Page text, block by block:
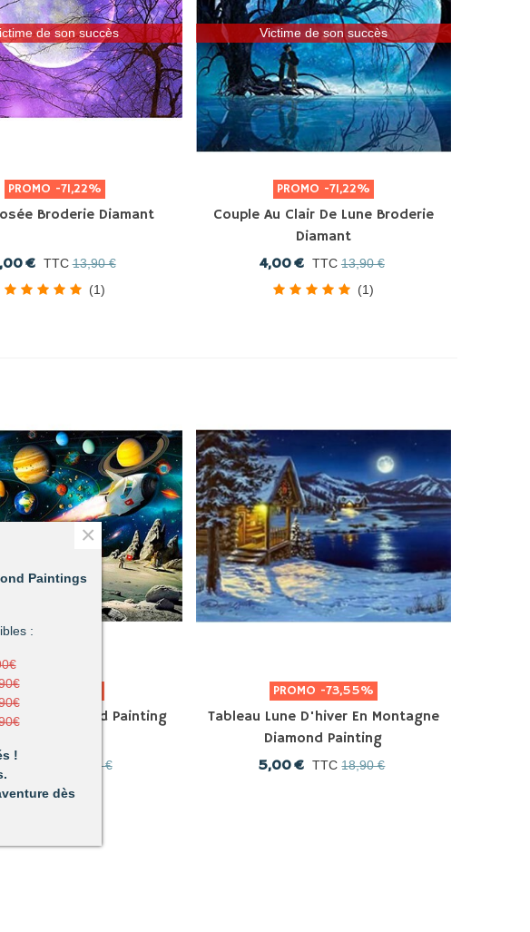
de son succès
PROMO -71,22%
Broderie Diamant
€ TTC 13,90 €
(1)
Victime de son succès
PROMO -71,22%
Couple Au Clair De Lune Broderie
Diamant
4,00 € TTC 13,90 €
(1)
PROMO
Diamond Painting
9,90 €
PROMO -73,55%
Tableau Lune D'hiver En Montagne
Diamond Painting
5,00 € TTC 18,90 €
Paintings
:
!
dès
×